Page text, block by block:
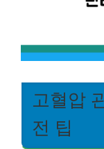
고혈압
전 팁